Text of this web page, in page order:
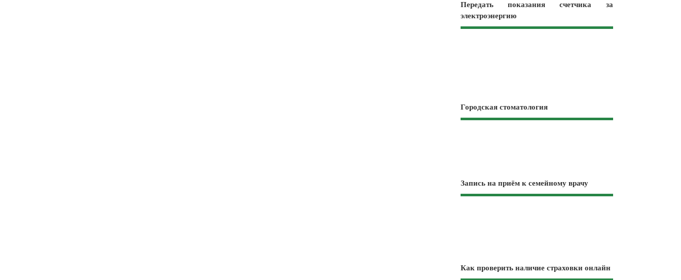
Передать показания счетчика за
электроэнергию
Городская стоматология
Запись на приём к семейному врачу
Как проверить наличие страховки онлайн